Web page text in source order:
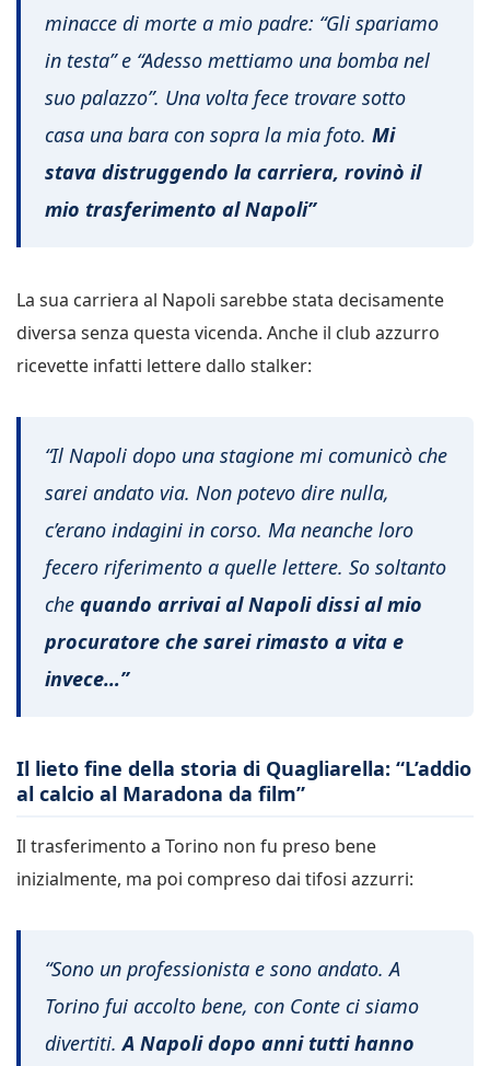
minacce di morte a mio padre: “Gli spariamo
in testa” e “Adesso mettiamo una bomba nel
suo palazzo”. Una volta fece trovare sotto
casa una bara con sopra la mia foto. Mi
stava distruggendo la carriera, rovinò il
mio trasferimento al Napoli”
La sua carriera al Napoli sarebbe stata decisamente
diversa senza questa vicenda. Anche il club azzurro
ricevette infatti lettere dallo stalker:
“Il Napoli dopo una stagione mi comunicò che
sarei andato via. Non potevo dire nulla,
c’erano indagini in corso. Ma neanche loro
fecero riferimento a quelle lettere. So soltanto
che quando arrivai al Napoli dissi al mio
procuratore che sarei rimasto a vita e
invece…”
Il lieto fine della storia di Quagliarella: “L’addio
al calcio al Maradona da film”
Il trasferimento a Torino non fu preso bene
inizialmente, ma poi compreso dai tifosi azzurri:
“Sono un professionista e sono andato. A
Torino fui accolto bene, con Conte ci siamo
divertiti.A Napoli dopo anni tutti hanno